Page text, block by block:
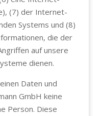
(7) der Internet-
Systems und (8)
die der
auf unsere
dienen.
Daten und
GmbH keine
Person. Diese